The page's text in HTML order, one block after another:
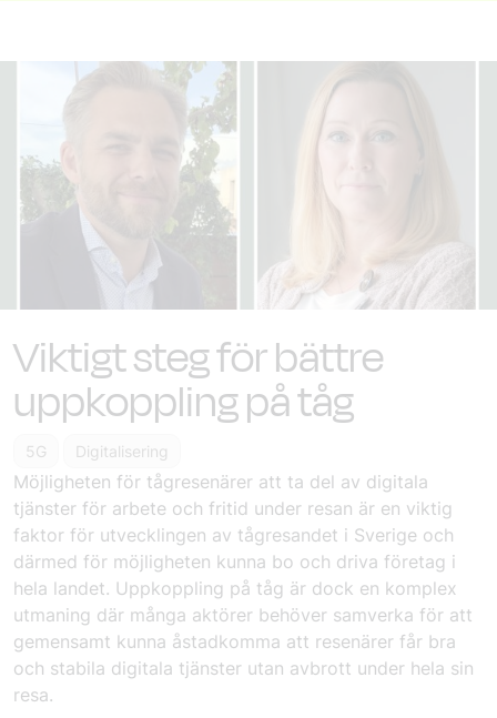
Viktigt steg för bättre
uppkoppling på tåg
5G Digitalisering
Möjligheten för tågresenärer att ta del av digitala
tjänster för arbete och fritid under resan är en viktig
faktor för utvecklingen av tågresandet i Sverige och
därmed för möjligheten kunna bo och driva företag i
hela landet. Uppkoppling på tåg är dock en komplex
utmaning där många aktörer behöver samverka för att
gemensamt kunna åstadkomma att resenärer får bra
och stabila digitala tjänster utan avbrott under hela sin
resa.